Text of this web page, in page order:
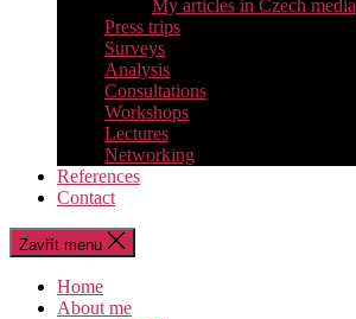
My articles in Czech media
Press trips
Surveys
Analysis
Consultations
Workshops
Lectures
Networking
References
Contact
Zavřít menu
Home
About me